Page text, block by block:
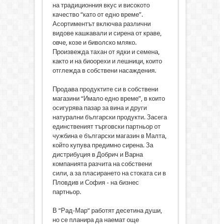
на традиционния вкус и високото
качество “като от едно време”.
Асортиментът включва различни
видове кашкавали и сирена от краве,
овче, козе и биволско мляко.
Произвежда тахан от ядки и семена,
както и на биоорехи и лешници, които
отглежда в собствени насаждения.
Продава продуктите си в собствени
магазини “Имало едно време”, в които
осигурява пазар за вина и други
натурални български продукти. Засега
единственият търговски партньор от
чужбина е български магазин в Малта,
който купува предимно сирена. За
дистрибуция в Добрич и Варна
компанията разчита на собствени
сили, а за пласирането на стоката си в
Пловдив и София - на бизнес
партньор.
В “Рад-Мар“ работят десетина души,
но се планира да наемат още